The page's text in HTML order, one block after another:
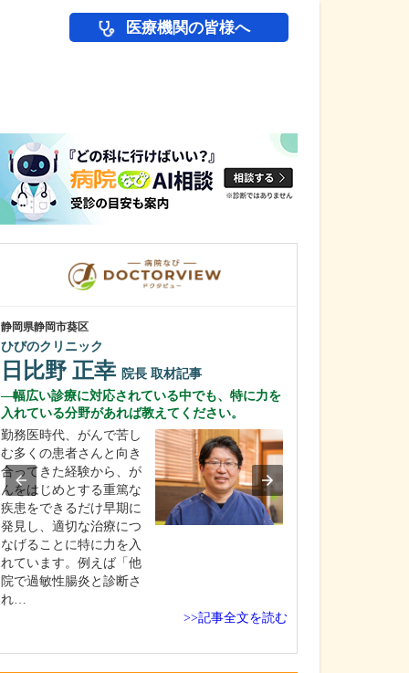
医療機関の皆様へ
静岡県静岡市葵区
ひびのクリニック
日比野 正幸 院長 取材記事
幅広い診療に対応されている中でも、特に力を
入れている分野があれば教えてください。
勤務医時代、がんで苦し
む多くの患者さんと向き
合ってきた経験から、が
んをはじめとする重篤な
疾患をできるだけ早期に
発見し、適切な治療につ
なげることに特に力を入
れています。例えば「他
院で過敏性腸炎と診断さ
れ…
>>記事全文を読む